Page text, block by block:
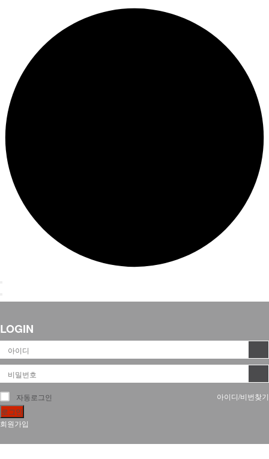
LOGIN
자동로그인
아이디/비번찾기
로그인
회원가입